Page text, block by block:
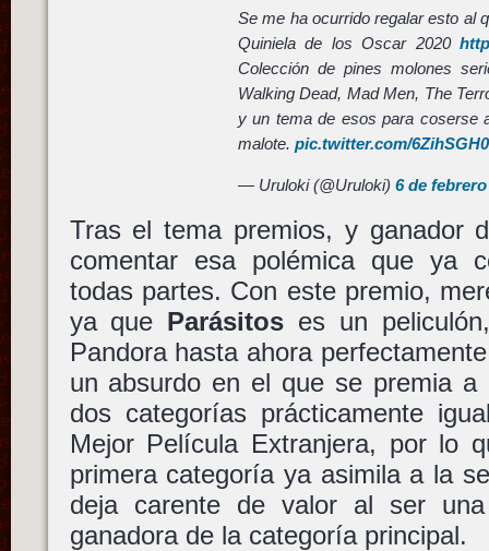
Se me ha ocurrido regalar esto al
Quiniela de los Oscar 2020
Colección de pines molones
Walking Dead, Mad Men, The
y un tema de esos para coserse
malote.pic.twitter.com/
— Uruloki (@Uruloki)6 de febrero
Tras el tema premios, y ganador
comentar esa polémica que ya
todas partes. Con este premio,
ya que Parásitos es un
Pandora hasta ahora
un absurdo en el que se premia a
dos categorías prácticamente
Mejor Película Extranjera, por lo
primera categoría ya asimila a la
deja carente de valor al ser
ganadora de la categoría principal.